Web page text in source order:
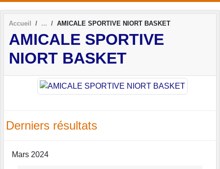
Accueil AMICALE SPORTIVE NIORT BASKET
AMICALE SPORTIVE
NIORT BASKET
Derniers résultats
Mars 2024